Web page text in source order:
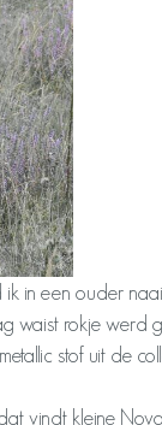
een ouder
waist rokje werd
stof uit de
vindt kleine